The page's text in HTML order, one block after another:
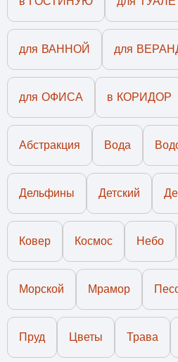
для ВАННОЙ для
для ОФИСА в КОРИДОР
Абстракция Вода
Дельфины Детский
Ковер Космос Небо
Морской Мрамор
Пруд Цветы Трава